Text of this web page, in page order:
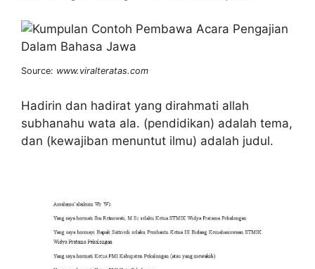
Source: www.viralteratas.com
Hadirin dan hadirat yang dirahmati allah
subhanahu wata ala. (pendidikan) adalah tema,
dan (kewajiban menuntut ilmu) adalah judul.